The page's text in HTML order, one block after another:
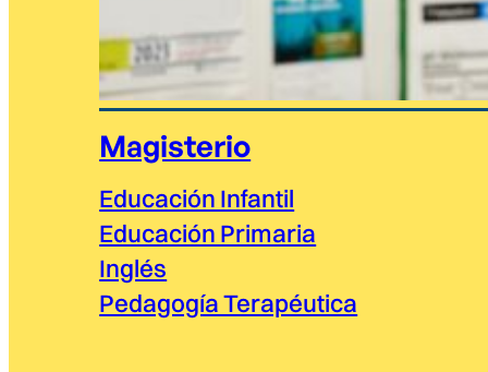
Magisterio
Educación Infantil
Educación Primaria
Inglés
Pedagogía Terapéutica